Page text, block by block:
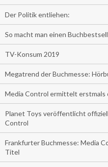
Der Politik entliehen:
So macht man einen
TV-Konsum 2019
Megatrend der Buchmesse:
Media Control ermittelt erstmals
Planet Toys veröffentlicht
Control
Frankfurter Buchmesse: Media
Titel